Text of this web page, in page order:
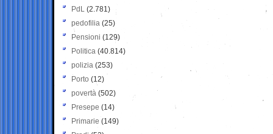
PdL (2.781)
pedofilia (25)
Pensioni (129)
Politica (40.814)
polizia (253)
Porto (12)
povertà (502)
Presepe (14)
Primarie (149)